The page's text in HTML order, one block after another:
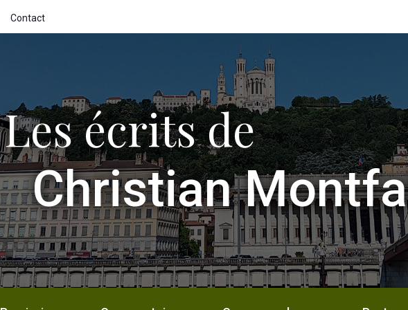
Contact
Les écrits de
Christian